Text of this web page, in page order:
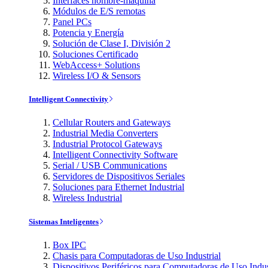
Módulos de E/S remotas
Panel PCs
Potencia y Energía
Solución de Clase I, División 2
Soluciones Certificado
WebAccess+ Solutions
Wireless I/O & Sensors
Intelligent Connectivity
Cellular Routers and Gateways
Industrial Media Converters
Industrial Protocol Gateways
Intelligent Connectivity Software
Serial / USB Communications
Servidores de Dispositivos Seriales
Soluciones para Ethernet Industrial
Wireless Industrial
Sistemas Inteligentes
Box IPC
Chasis para Computadoras de Uso Industrial